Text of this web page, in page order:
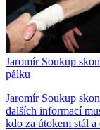
Jaromír Soukup
pálku
Jaromír Soukup
dalších informací
kdo za útokem stál